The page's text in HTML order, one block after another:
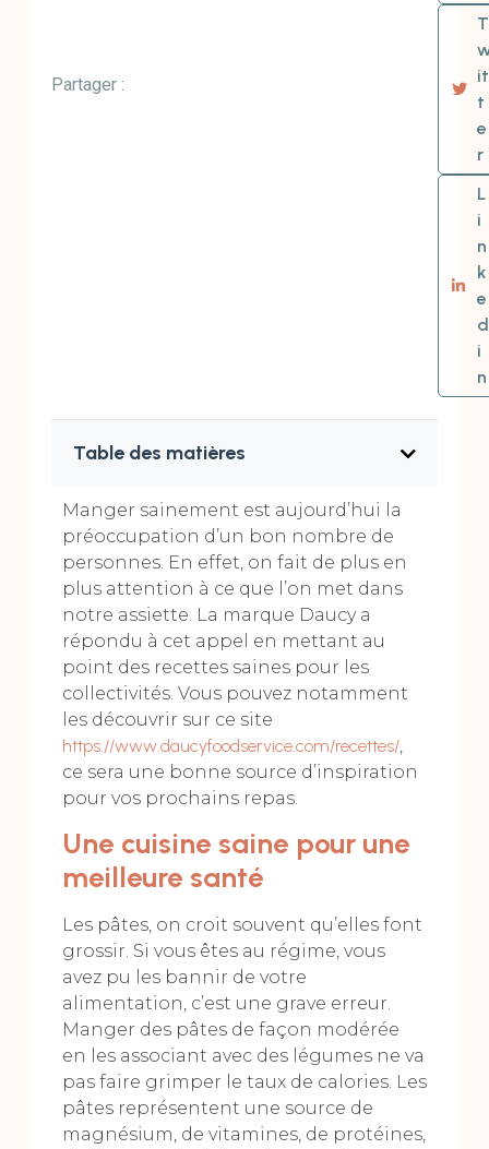
Partager :
T
it
t
e
r
L
i
n
k
e
d
i
n
Table des matières
Manger sainement est aujourd’hui la
préoccupation d’un bon nombre de
personnes. En effet, on fait de plus en
plus attention à ce que l’on met dans
notre assiette. La marque Daucy a
répondu à cet appel en mettant au
point des recettes saines pour les
collectivités. Vous pouvez notamment
les découvrir sur ce site
https://www.daucyfoodservice.com/recettes/,
ce sera une bonne source d’inspiration
pour vos prochains repas.
Une cuisine saine pour une
meilleure santé
Les pâtes, on croit souvent qu’elles font
grossir. Si vous êtes au régime, vous
avez pu les bannir de votre
alimentation, c’est une grave erreur.
Manger des pâtes de façon modérée
en les associant avec des légumes ne va
pas faire grimper le taux de calories. Les
pâtes représentent une source de
magnésium, de vitamines, de protéines,